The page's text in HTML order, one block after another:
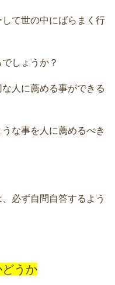
て世の中にばらまく行
しょうか？
人に薦める事ができる
な事を人に薦めるべき
必ず自問自答するよう
うか